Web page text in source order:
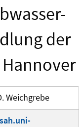
der
Weichgrebe